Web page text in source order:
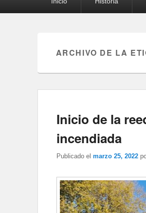
ARCHIVO DE LA
Inicio de la
incendiada
Publicado el marzo 25, 2022